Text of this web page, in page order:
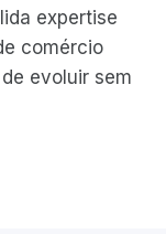
expertise
comércio
evoluir sem